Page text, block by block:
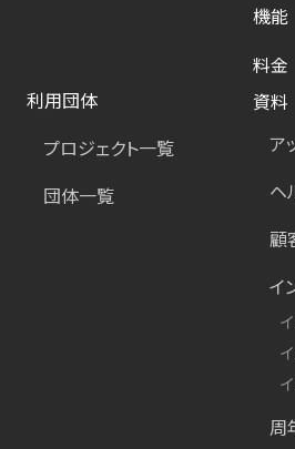
機能
料金
利用団体
プロジェクト一覧
団体一覧
資料
ア
ヘ
顧
イ
周